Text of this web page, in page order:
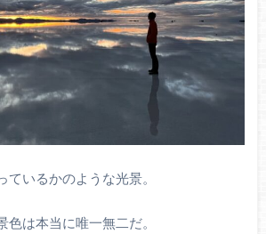
ているかのような光景。
は本当に唯一無二だ。